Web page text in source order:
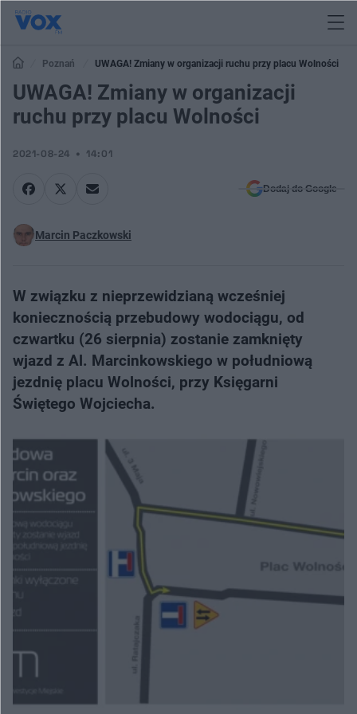
Poznań UWAGA! Zmiany w organizacji ruchu przy placu Wolności
UWAGA! Zmiany w organizacji
ruchu przy placu Wolności
2021-08-24 14:01
Dodaj do Google
Marcin Paczkowski
W związku z nieprzewidzianą wcześniej
koniecznością przebudowy wodociągu, od
czwartku (26 sierpnia) zostanie zamknięty
wjazd z Al. Marcinkowskiego w południową
jezdnię placu Wolności, przy Księgarni
Świętego Wojciecha.